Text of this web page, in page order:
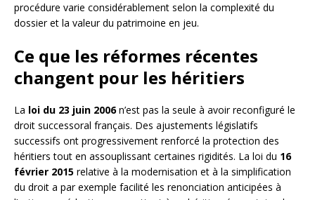
procédure varie considérablement selon la complexité du
dossier et la valeur du patrimoine en jeu.
Ce que les réformes récentes
changent pour les héritiers
La loi du 23 juin 2006n’est pas la seule à avoir reconfiguré le
droit successoral français. Des ajustements législatifs
successifs ont progressivement renforcé la protection des
héritiers tout en assouplissant certaines rigidités. La loi du 16
février 2015 relative à la modernisation et à la simplification
du droit a par exemple facilité les renonciation anticipées à